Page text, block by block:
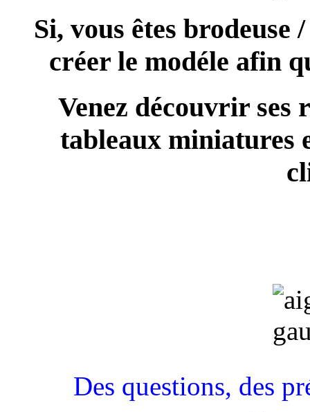
Si, vous êtes brodeuse
créer le modéle afin
Venez découvrir ses
tableaux miniatures
Des questions, des